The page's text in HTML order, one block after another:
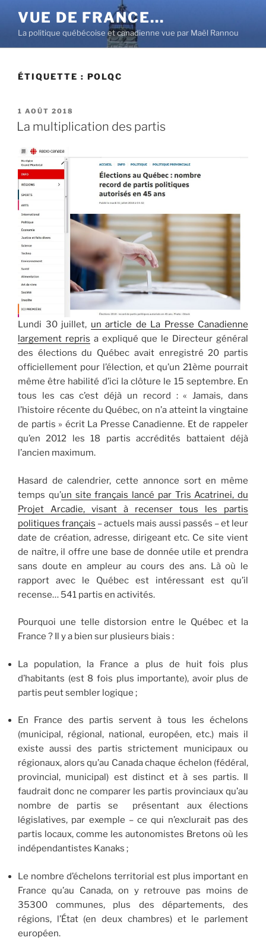
contenu
principal
VUE DE FRANCE…
La politique québécoise et canadienne vue par Maël Rannou
ÉTIQUETTE : POLQC
PUBLIÉ
LE
1 AOÛT 2018
La multiplication des partis
Lundi 30 juillet, un article de La Presse Canadienne
largement repris a expliqué que le Directeur général
des élections du Québec avait enregistré 20 partis
officiellement pour l’élection, et qu’un 21ème pourrait
même être habilité d’ici la clôture le 15 septembre. En
tous les cas c’est déjà un record : « Jamais, dans
l’histoire récente du Québec, on n’a atteint la vingtaine
de partis » écrit La Presse Canadienne. Et de rappeler
qu’en 2012 les 18 partis accrédités battaient déjà
l’ancien maximum.
Hasard de calendrier, cette annonce sort en même
temps qu’un site français lancé par Tris Acatrinei, du
Projet Arcadie, visant à recenser tous les partis
politiques français – actuels mais aussi passés – et leur
date de création, adresse, dirigeant etc. Ce site vient
de naître, il offre une base de donnée utile et prendra
sans doute en ampleur au cours des ans. Là où le
rapport avec le Québec est intéressant est qu’il
recense… 541 partis en activités.
Pourquoi une telle distorsion entre le Québec et la
France ? Il y a bien sur plusieurs biais :
La population, la France a plus de huit fois plus
d’habitants (est 8 fois plus importante), avoir plus de
partis peut sembler logique ;
En France des partis servent à tous les échelons
(municipal, régional, national, européen, etc.) mais il
existe aussi des partis strictement municipaux ou
régionaux, alors qu’au Canada chaque échelon (fédéral,
provincial, municipal) est distinct et à ses partis. Il
faudrait donc ne comparer les partis provinciaux qu’au
nombre de partis se présentant aux élections
législatives, par exemple – ce qui n’exclurait pas des
partis locaux, comme les autonomistes Bretons où les
indépendantistes Kanaks ;
Le nombre d’échelons territorial est plus important en
France qu’au Canada, on y retrouve pas moins de
35300 communes, plus des départements, des
régions, l’État (en deux chambres) et le parlement
européen.